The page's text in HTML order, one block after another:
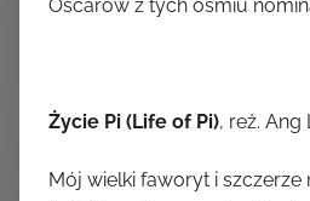
Oscarów z tych ośmiu
Życie Pi (Life of Pi), reż. Ang
Mój wielki faworyt i szczerze